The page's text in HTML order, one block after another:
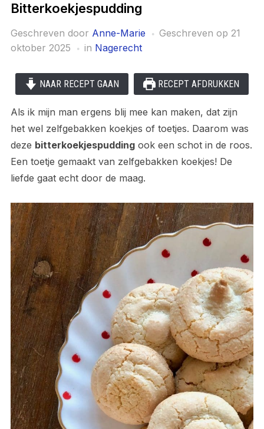
Bitterkoekjespudding
Geschreven door Anne-Marie Geschreven op 21
oktober 2025
in Nagerecht
NAAR RECEPT GAAN RECEPT AFDRUKKEN
Als ik mijn man ergens blij mee kan maken, dat zijn
het wel zelfgebakken koekjes of toetjes. Daarom was
deze bitterkoekjespuddingook een schot in de roos.
Een toetje gemaakt van zelfgebakken koekjes! De
liefde gaat echt door de maag.